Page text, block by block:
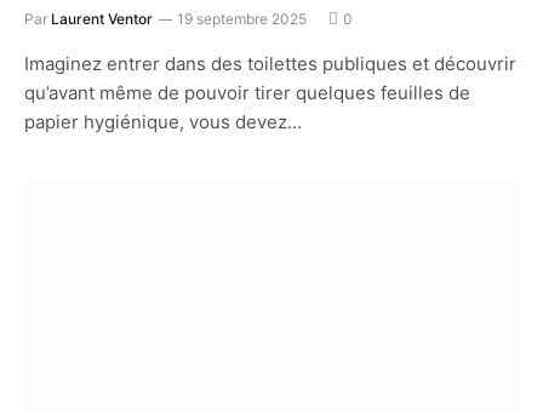
Par Laurent Ventor 19 septembre 2025 0
Imaginez entrer dans des toilettes publiques et découvrir
qu’avant même de pouvoir tirer quelques feuilles de
papier hygiénique, vous devez…